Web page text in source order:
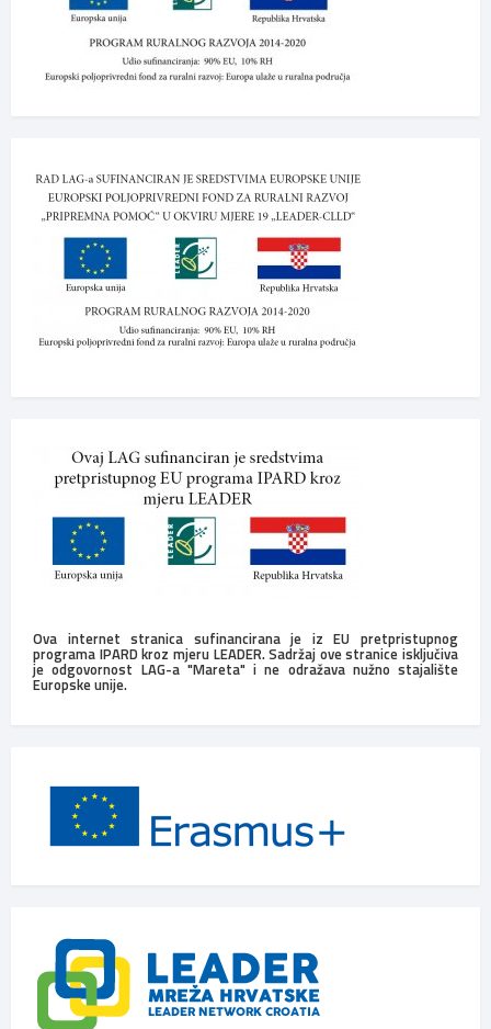
Ova internet stranica sufinancirana je iz EU pretpristupnog
programa IPARD kroz mjeru LEADER. Sadržaj ove stranice isključiva
je odgovornost LAG-a "Mareta" i ne odražava nužno stajalište
Europske unije.